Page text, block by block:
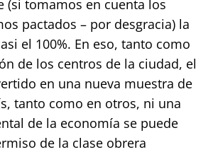
(si tomamos en cuenta los
pactados – por desgracia) la
el 100%. En eso, tanto como
de los centros de la ciudad, el
en una nueva muestra de
tanto como en otros, ni una
de la economía se puede
de la clase obrera